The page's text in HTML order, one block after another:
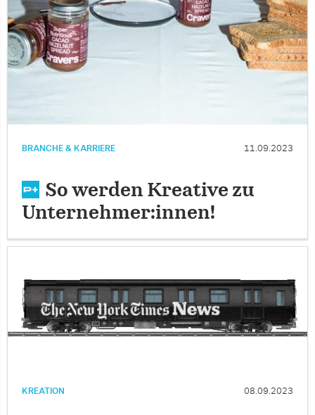
BRANCHE & KARRIERE 11.09.2023
So werden Kreative zu
Unternehmer:innen!
KREATION 08.09.2023